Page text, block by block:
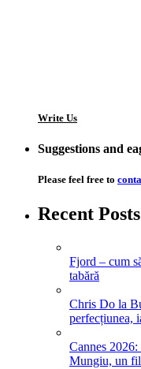
Write Us
Suggestions and
Please feel free to
Recent Posts
Fjord – cum
tabără
Chris Do la
perfecțiunea,
Cannes
Mungiu, un